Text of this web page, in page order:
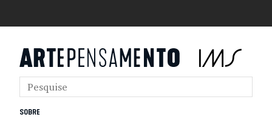
SOBRE